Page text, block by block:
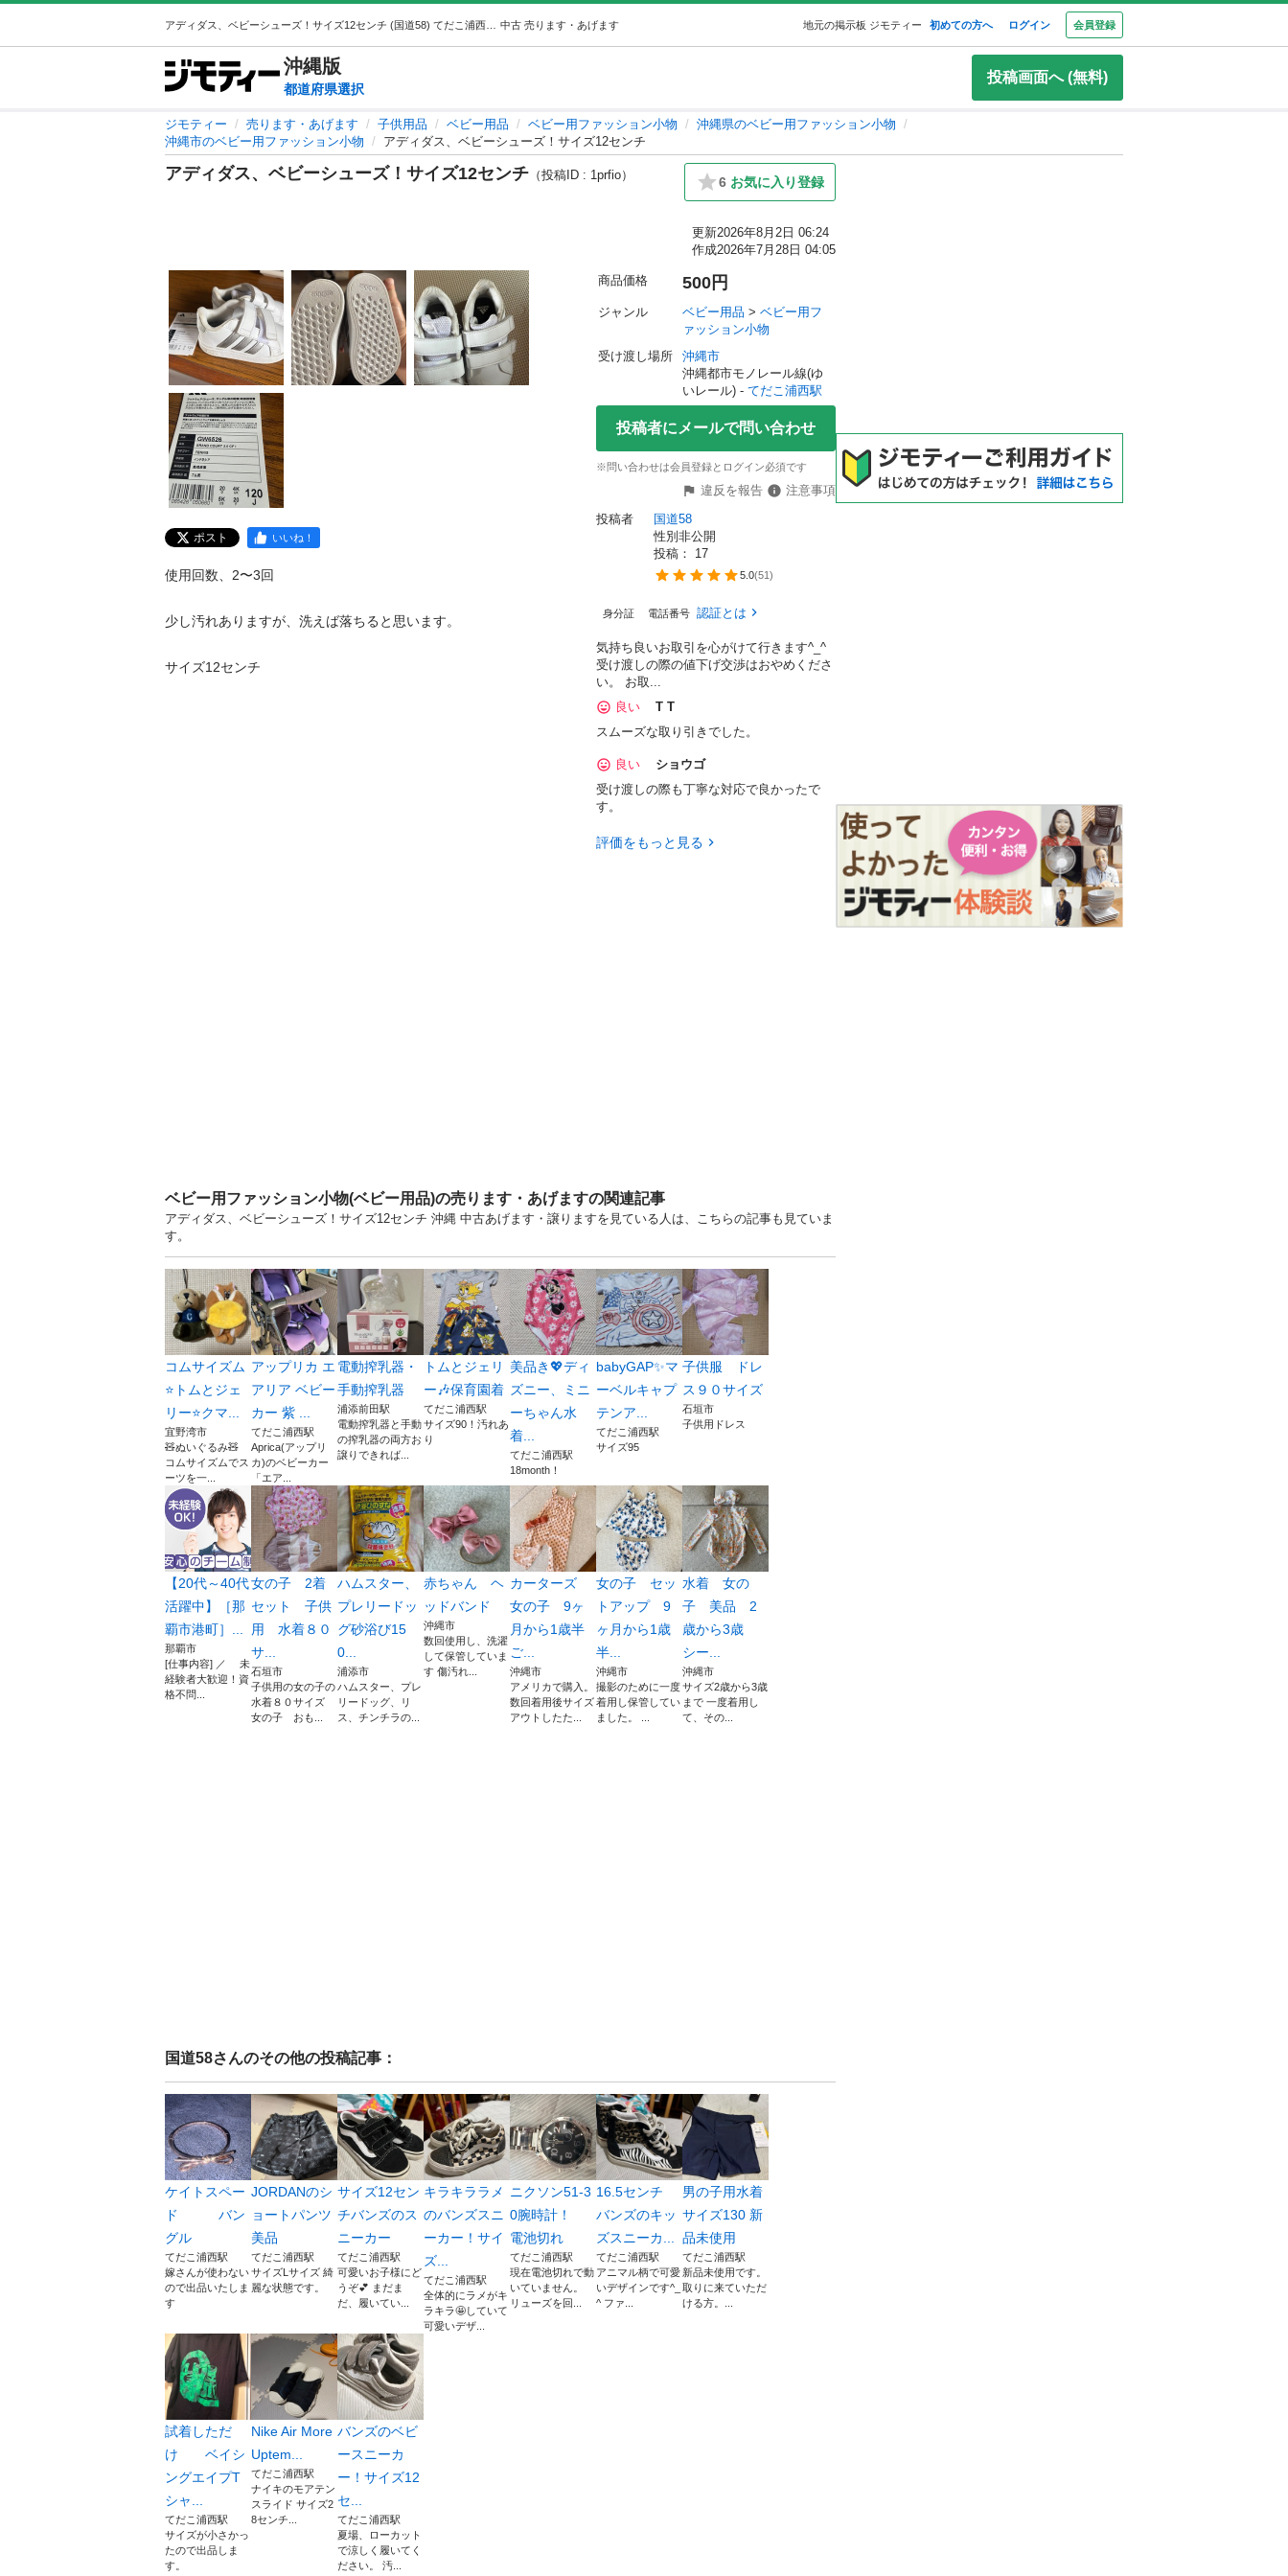
中古 売ります・あげます 地元の掲示板 ジモティー 初めての方へ ログイン 会員登録
沖縄版
都道府県選択
投稿画面へ (無料)
ジモティー 売ります・あげます 子供用品 ベビー用品 ベビー用ファッション小物
沖縄県のベビー用ファッション小物
沖縄市のベビー用ファッション小物
アディダス、ベビーシューズ！サイズ12センチ
アディダス、ベビーシューズ！サイズ12センチ （投稿ID : 1prfio） 6 お気に入り登録
更新2026年8月2日 06:24
作成2026年7月28日 04:05
ポスト いいね！
使用回数、2〜3回
少し汚れありますが、洗えば落ちると思います。
サイズ12センチ
商品価格 500円
ジャンル ベビー用品 > ベビー用フ
ァッション小物
受け渡し場所
沖縄市
沖縄都市モノレール線(ゆ
いレール) - てだこ浦西駅
投稿者にメールで問い合わせ
※問い合わせは会員登録とログイン必須です
違反を報告
注意事項
投稿者
国道58
性別非公開
投稿： 17
5.0(51)
身分証 電話番号 認証とは
気持ち良いお取引を心がけて行きます^_^
受け渡しの際の値下げ交渉はおやめくださ
い。 お取...
良い
T T
スムーズな取り引きでした。
良い
ショウゴ
受け渡しの際も丁寧な対応で良かったで
す。
評価をもっと見る
ベビー用ファッション小物(ベビー用品)の売ります・あげますの関連記事
アディダス、ベビーシューズ！サイズ12センチ 沖縄 中古あげます・譲りますを見ている人は、こちらの記事も見ていま
す。
コムサイズム
⭐️トムとジェ
リー⭐️クマ...
宜野湾市
🧸ぬいぐるみ🧸
コムサイズムでス
ーツを一...
アップリカ エ
アリア ベビー
カー 紫 ...
てだこ浦西駅
Aprica(アップリ
カ)のベビーカー
「エア...
電動搾乳器・
手動搾乳器
浦添前田駅
電動搾乳器と手動
の搾乳器の両方お
譲りできれば...
トムとジェリ
ー🎶保育園着
てだこ浦西駅
サイズ90！汚れあ
り
美品き💖ディ
ズニー、ミニ
ーちゃん水
着...
てだこ浦西駅
18month！
babyGAP✨️マ
ーベルキャプ
テンア...
てだこ浦西駅
サイズ95
子供服 ドレ
ス９０サイズ
石垣市
子供用ドレス
【20代～40代
活躍中】［那
覇市港町］...
那覇市
[仕事内容] ／ 未
経験者大歓迎！資
格不問...
女の子 2着
セット 子供
用 水着８０
サ...
石垣市
子供用の女の子の
水着８０サイズ
女の子 おも...
ハムスター、
プレリードッ
グ砂浴び15
0...
浦添市
ハムスター、プレ
リードッグ、リ
ス、チンチラの...
赤ちゃん ヘ
ッドバンド
沖縄市
数回使用し、洗濯
して保管していま
す 傷汚れ...
カーターズ
女の子 9ヶ
月から1歳半
ご...
沖縄市
アメリカで購入。
数回着用後サイズ
アウトしたた...
女の子 セッ
トアップ 9
ヶ月から1歳
半...
沖縄市
撮影のために一度
着用し保管してい
ました。 ...
水着 女の
子 美品 2
歳から3歳
シー...
沖縄市
サイズ2歳から3歳
まで 一度着用し
て、その...
国道58さんのその他の投稿記事：
ケイトスペー
ド バン
グル
てだこ浦西駅
嫁さんが使わない
ので出品いたしま
す
JORDANのシ
ョートパンツ
美品
てだこ浦西駅
サイズLサイズ 綺
麗な状態です。
サイズ12セン
チバンズのス
ニーカー
てだこ浦西駅
可愛いお子様にど
うぞ💕 まだま
だ、履いてい...
キラキララメ
のバンズスニ
ーカー！サイ
ズ...
てだこ浦西駅
全体的にラメがキ
ラキラ🤩していて
可愛いデザ...
ニクソン51-3
0腕時計！
電池切れ
てだこ浦西駅
現在電池切れで動
いていません。
リューズを回...
16.5センチ
バンズのキッ
ズスニーカ...
てだこ浦西駅
アニマル柄で可愛
いデザインです^_
^ ファ...
男の子用水着
サイズ130 新
品未使用
てだこ浦西駅
新品未使用です。
取りに来ていただ
ける方。...
試着しただ
け ベイシ
ングエイプT
シャ...
てだこ浦西駅
サイズが小さかっ
たので出品しま
す。
Nike Air More
Uptem...
てだこ浦西駅
ナイキのモアテン
スライド サイズ2
8センチ...
バンズのベビ
ースニーカ
ー！サイズ12
セ...
てだこ浦西駅
夏場、ローカット
で涼しく履いてく
ださい。 汚...